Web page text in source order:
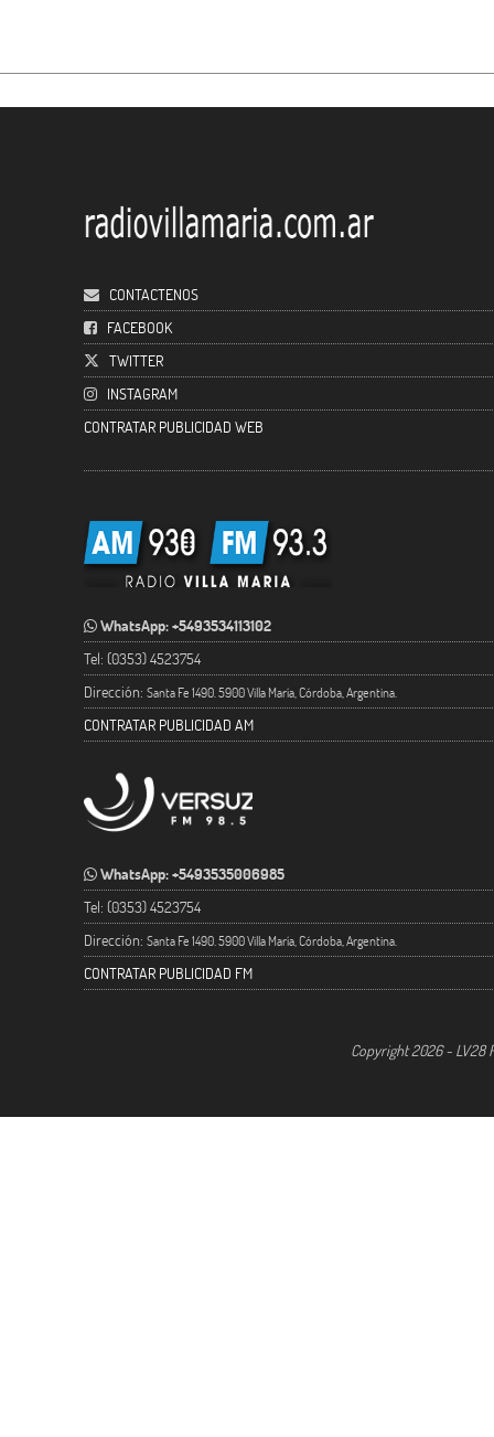
CONTACTENOS
FACEBOOK
TWITTER
INSTAGRAM
CONTRATAR PUBLICIDAD WEB
WhatsApp: +5493534113102
Tel: (0353) 4523754
Dirección: Santa Fe 1490. 5900 Villa María, Córdoba, Argentina.
CONTRATAR PUBLICIDAD AM
WhatsApp: +5493535006985
Tel: (0353) 4523754
Dirección: Santa Fe 1490. 5900 Villa María, Córdoba, Argentina.
CONTRATAR PUBLICIDAD FM
Copyright 2026 - LV28